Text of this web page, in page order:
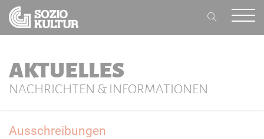
AKTUELLES
NACHRICHTEN & INFORMATIONEN
Ausschreibungen